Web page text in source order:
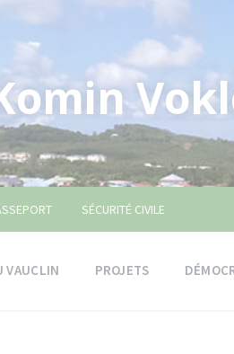
SÉCURITÉ CIVILE
VAUCLIN PROJETS